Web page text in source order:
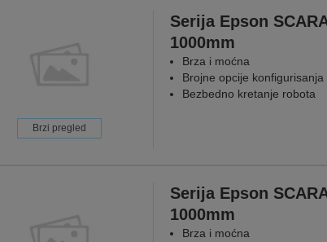
Brzi pregled
Serija Epson
1000mm
Brza i moćna
Brojne opcije konfigurisanja
Bezbedno kretanje robota
Serija Epson
1000mm
Brza i moćna